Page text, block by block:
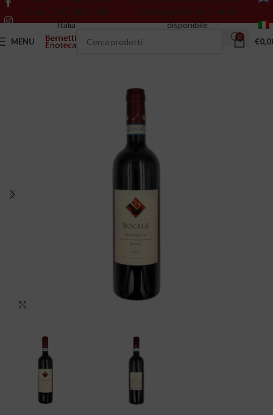
sopra 150€ GRATIS in
Italia
riferiscono all’ultima annata
disponibile
MENU 0 €